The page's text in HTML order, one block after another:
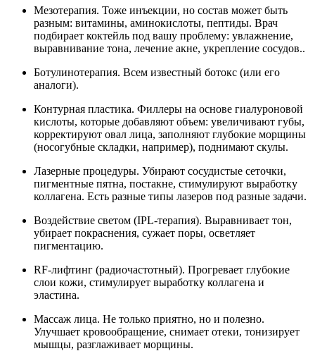
Мезотерапия. Тоже инъекции, но состав может быть
разным: витамины, аминокислоты, пептиды. Врач
подбирает коктейль под вашу проблему: увлажнение,
выравнивание тона, лечение акне, укрепление сосудов..
Ботулинотерапия. Всем известный ботокс (или его
аналоги).
Контурная пластика. Филлеры на основе гиалуроновой
кислоты, которые добавляют объем: увеличивают губы,
корректируют овал лица, заполняют глубокие морщины
(носогубные складки, например), поднимают скулы.
Лазерные процедуры. Убирают сосудистые сеточки,
пигментные пятна, постакне, стимулируют выработку
коллагена. Есть разные типы лазеров под разные задачи.
Воздействие светом (IPL-терапия). Выравнивает тон,
убирает покраснения, сужает поры, осветляет
пигментацию.
RF-лифтинг (радиочастотный). Прогревает глубокие
слои кожи, стимулирует выработку коллагена и
эластина.
Массаж лица. Не только приятно, но и полезно.
Улучшает кровообращение, снимает отеки, тонизирует
мышцы, разглаживает морщины.